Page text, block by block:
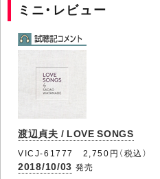
ミニ・レビュー
渡辺貞夫 / LOVE SONGS
VICJ-61777 2,750円（税込）
2018/10/03 発売